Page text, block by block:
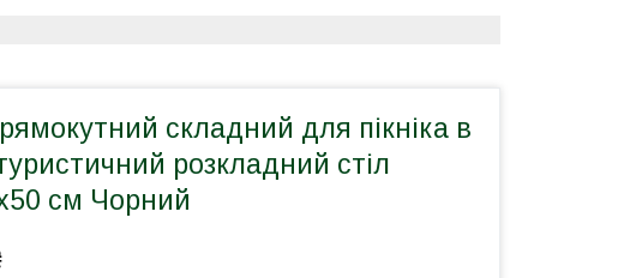
складний для пікніка в
розкладний стіл
см Чорний